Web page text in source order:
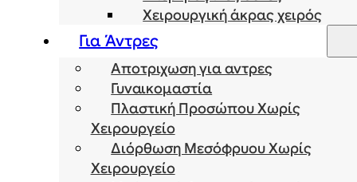
Χειρουργική άκρας χειρός
Για Άντρες
Αποτριχωση για αντρες
Γυναικομαστία
Πλαστική Προσώπου Χωρίς
Χειρουργείο
Διόρθωση Μεσόφρυου Χωρίς
Χειρουργείο